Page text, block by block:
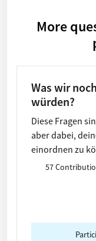
More
Was wir
würden?
Diese Fragen
aber dabei,
einordnen zu
57